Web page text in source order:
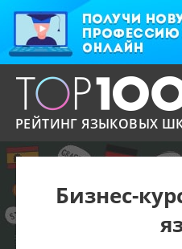
РЕЙТИНГ ЯЗЫКОВЫХ
Бизнес-